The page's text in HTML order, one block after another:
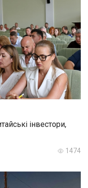
інвестори,
1474